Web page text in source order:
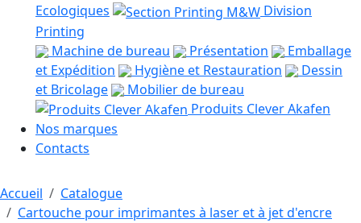
Ecologiques
Division
Printing
Machine de bureau
Présentation
Emballage
et Expédition
Hygiène et Restauration
Dessin
et Bricolage
Mobilier de bureau
Produits Clever Akafen
Nos marques
Contacts
Accueil
Catalogue
Cartouche pour imprimantes à laser et à jet d'encre